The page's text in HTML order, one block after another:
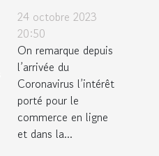
bleue : quels
avantages
˂/h1˃
24 octobre 2023
20:50
On remarque depuis
l’arrivée du
Coronavirus l’intérêt
porté pour le
commerce en ligne
et dans la...